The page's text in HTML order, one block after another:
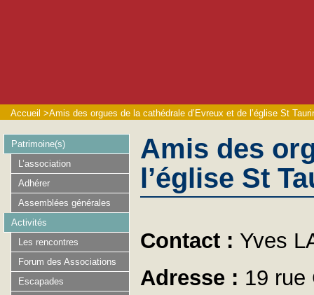
Accueil >Amis des orgues de la cathédrale d’Evreux et de l’église St
Amis des
l’église St
Contact : Yves
Adresse : 19 rue
Patrimoine(s)
L’association
Adhérer
Assemblées générales
Activités
Les rencontres
Forum des Associations
Escapades